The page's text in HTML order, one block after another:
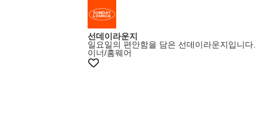
선데이라운지
일요일의 편안함을 담은 선데이라운지입니다.
이너/홈웨어